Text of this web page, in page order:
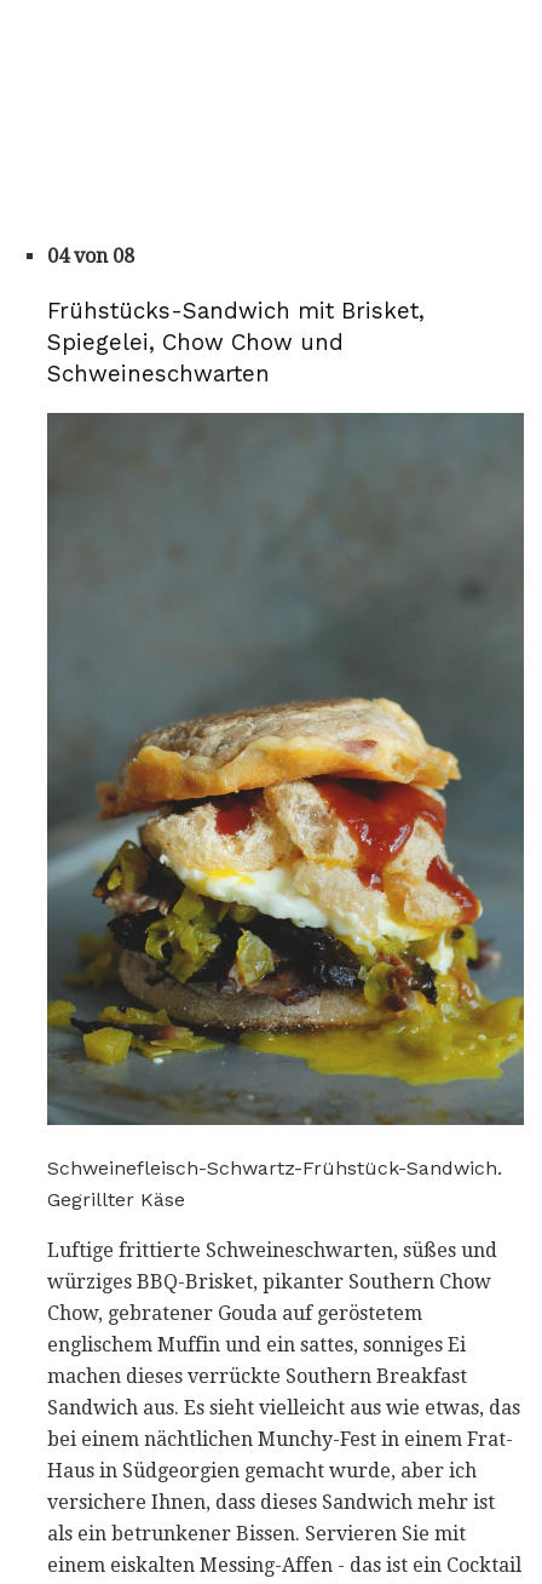
04 von 08
Frühstücks-Sandwich mit Brisket,
Spiegelei, Chow Chow und
Schweineschwarten
Schweinefleisch-Schwartz-Frühstück-Sandwich.
Gegrillter Käse
Luftige frittierte Schweineschwarten, süßes und
würziges BBQ-Brisket, pikanter Southern Chow
Chow, gebratener Gouda auf geröstetem
englischem Muffin und ein sattes, sonniges Ei
machen dieses verrückte Southern Breakfast
Sandwich aus. Es sieht vielleicht aus wie etwas, das
bei einem nächtlichen Munchy-Fest in einem Frat-
Haus in Südgeorgien gemacht wurde, aber ich
versichere Ihnen, dass dieses Sandwich mehr ist
als ein betrunkener Bissen. Servieren Sie mit
einem eiskalten Messing-Affen - das ist ein Cocktail